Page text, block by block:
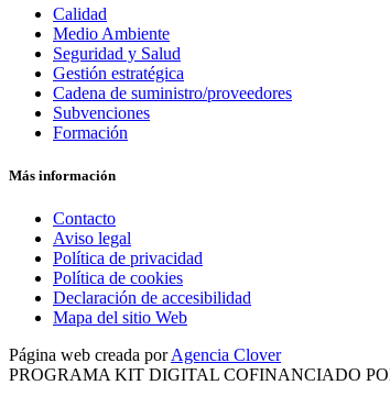
Calidad
Medio Ambiente
Seguridad y Salud
Gestión estratégica
Cadena de suministro/proveedores
Subvenciones
Formación
Más información
Contacto
Aviso legal
Política de privacidad
Política de cookies
Declaración de accesibilidad
Mapa del sitio Web
Página web creada porAgencia Clover
PROGRAMA KIT DIGITAL COFINANCIADO